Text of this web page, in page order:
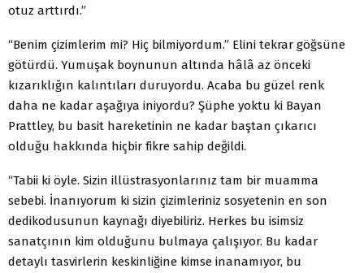
otuz arttırdı.”
“Benim çizimlerim mi? Hiç bilmiyordum.” Elini tekrar göğsüne
götürdü. Yumuşak boynunun altında hâlâ az önceki
kızarıklığın kalıntıları duruyordu. Acaba bu güzel renk
daha ne kadar aşağıya iniyordu? Şüphe yoktu ki Bayan
Prattley, bu basit hareketinin ne kadar baştan çıkarıcı
olduğu hakkında hiçbir fikre sahip değildi.
“Tabii ki öyle. Sizin illüstrasyonlarınız tam bir muamma
sebebi. İnanıyorum ki sizin çizimleriniz sosyetenin en son
dedikodusunun kaynağı diyebiliriz. Herkes bu isimsiz
sanatçının kim olduğunu bulmaya çalışıyor. Bu kadar
detaylı tasvirlerin keskinliğine kimse inanamıyor, bu